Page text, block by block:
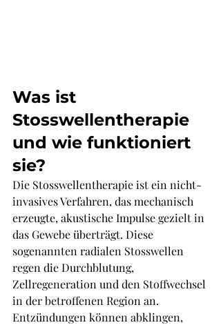
Was ist
Stosswellentherapie
und wie funktioniert
sie?
Die Stosswellentherapie ist ein nicht-
invasives Verfahren, das mechanisch
erzeugte, akustische Impulse gezielt in
das Gewebe überträgt. Diese
sogenannten radialen Stosswellen
regen die Durchblutung,
Zellregeneration und den Stoffwechsel
in der betroffenen Region an.
Entzündungen können abklingen,